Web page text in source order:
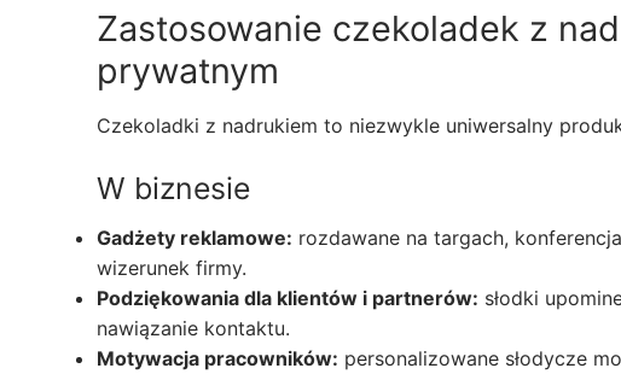
Zastosowanie czekoladek z
prywatnym
Czekoladki z nadrukiem to niezwykle uniwersalny
W biznesie
Gadżety reklamowe: rozdawane na targach,
wizerunek firmy.
Podziękowania dla klientów i partnerów: słodki
nawiązanie kontaktu.
Motywacja pracowników: personalizowane słodycze